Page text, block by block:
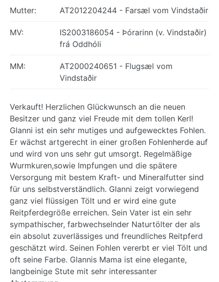
Mutter: AT2012204244 - Farsæl vom Vindstaðir
MV:
IS2003186054 - Þórarinn (v. Vindstaðir)
frá Oddhóli
MM:
AT2000240651 - Flugsæl vom
Vindstaðir
Verkauft! Herzlichen Glückwunsch an die neuen
Besitzer und ganz viel Freude mit dem tollen Kerl!
Glanni ist ein sehr mutiges und aufgewecktes Fohlen.
Er wächst artgerecht in einer großen Fohlenherde auf
und wird von uns sehr gut umsorgt. Regelmäßige
Wurmkuren,sowie Impfungen und die spätere
Versorgung mit bestem Kraft- und Mineralfutter sind
für uns selbstverständlich. Glanni zeigt vorwiegend
ganz viel flüssigen Tölt und er wird eine gute
Reitpferdegröße erreichen. Sein Vater ist ein sehr
sympathischer, farbwechselnder Naturtölter der als
ein absolut zuverlässiges und freundliches Reitpferd
geschätzt wird. Seinen Fohlen vererbt er viel Tölt und
oft seine Farbe. Glannis Mama ist eine elegante,
langbeinige Stute mit sehr interessanter